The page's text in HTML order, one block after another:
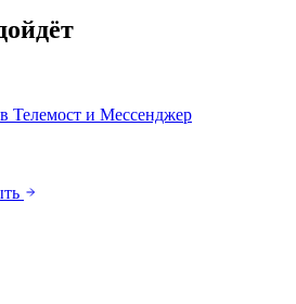
Телемост и Мессенджер